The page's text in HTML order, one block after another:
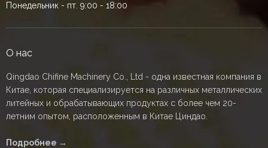
Понедельник - пт. 9:00 - 18:00
О нас
Qingdao Chifine Machinery Co., Ltd - одна известная компания в
Китае, которая специализируется на различных металлических
литейных и обрабатывающих продуктах с более чем 20-
летним опытом, расположенным в Китае Циндао.
Подробнее →